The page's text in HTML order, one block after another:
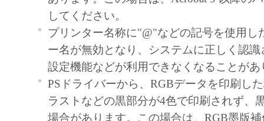
契約書においては、「本ソフトウェア」を
の記憶媒体上にインストールすること、ま
ターにおいて表示すること、アクセスする
実行することのいずれも含むものとします
非独占的権利をお客様に対して許諾します
た「指定機器」にネットワークを通じて接
ューター上で、かかるコンピューターの使
してください。
プリンター名称に"@"などの記号を使用し
ー名が無効となり、システムに正しく認
設定機能などが利用できなくなることがあ
PSドライバーから、RGBデータを印刷し
ラストなどの黒部分が4色で印刷されず、
場合があります。この場合は、RGB墨版